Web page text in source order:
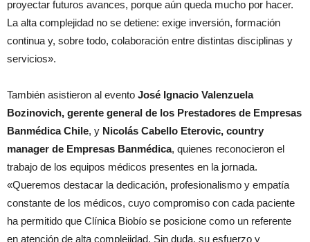
proyectar futuros avances, porque aún queda mucho por hacer.
La alta complejidad no se detiene: exige inversión, formación
continua y, sobre todo, colaboración entre distintas disciplinas y
servicios».
También asistieron al evento José Ignacio Valenzuela
Bozinovich, gerente general de los Prestadores de Empresas
Banmédica Chile, y Nicolás Cabello Eterovic, country
manager de Empresas Banmédica, quienes reconocieron el
trabajo de los equipos médicos presentes en la jornada.
«Queremos destacar la dedicación, profesionalismo y empatía
constante de los médicos, cuyo compromiso con cada paciente
ha permitido que Clínica Biobío se posicione como un referente
en atención de alta complejidad. Sin duda, su esfuerzo y